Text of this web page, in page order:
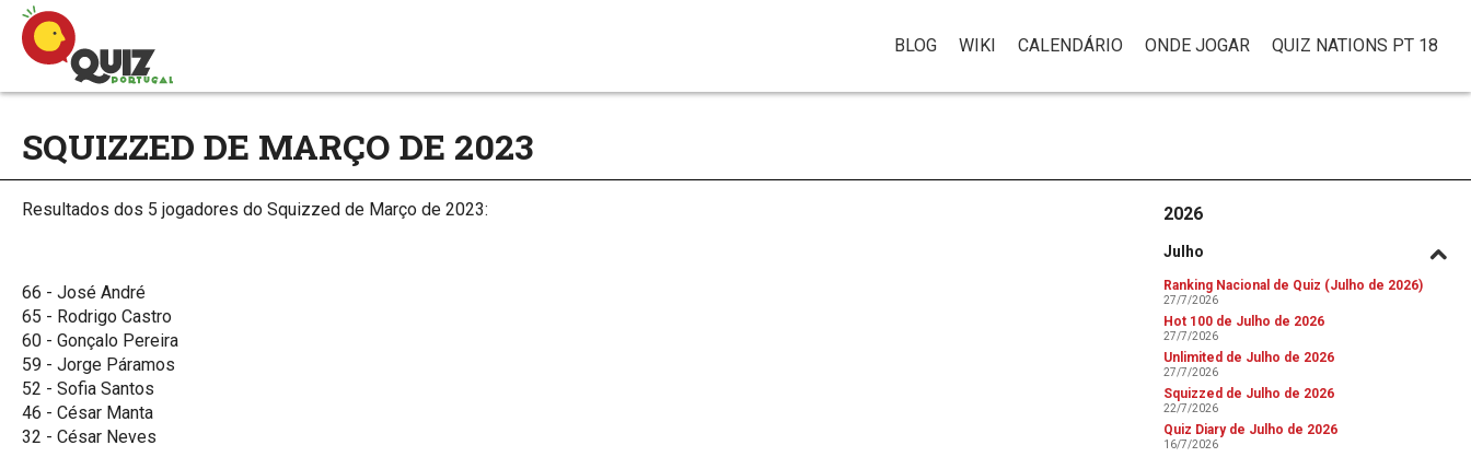
BLOG WIKI CALENDÁRIO ONDE JOGAR QUIZ NATIONS PT 18
SQUIZZED DE MARÇO DE 2023
2026
Julho
Ranking Nacional de Quiz (Julho de 2026)
27/7/2026
Hot 100 de Julho de 2026
27/7/2026
Unlimited de Julho de 2026
27/7/2026
Squizzed de Julho de 2026
22/7/2026
Quiz Diary de Julho de 2026
16/7/2026
Resultados dos 5 jogadores do Squizzed de Março de 2023:
66 - José André
65 - Rodrigo Castro
60 - Gonçalo Pereira
59 - Jorge Páramos
52 - Sofia Santos
46 - César Manta
32 - César Neves